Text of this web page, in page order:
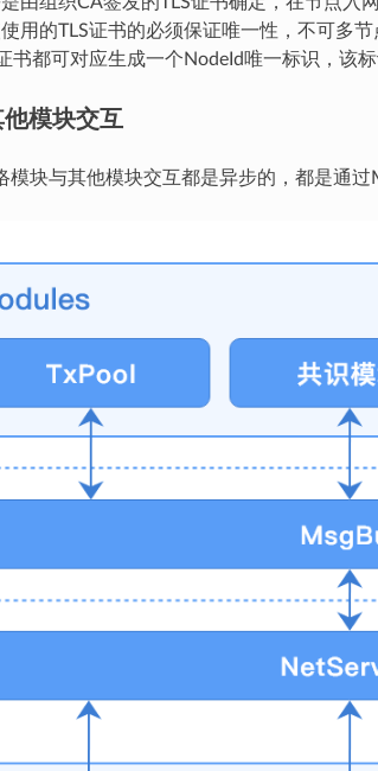
用的TLS证书的必须保证唯一性，不可多节
书都可对应生成一个NodeId唯一标识，该
模块交互
模块与其他模块交互都是异步的，都是通过